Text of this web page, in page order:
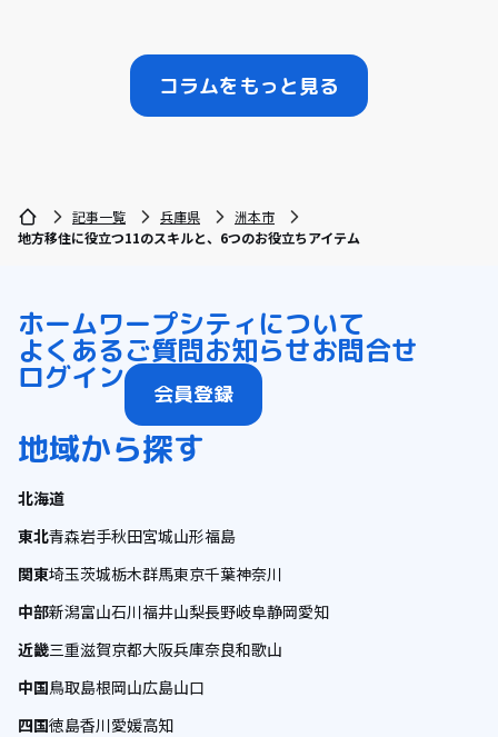
コラムをもっと見る
記事一覧 兵庫県
洲本市
地方移住に役立つ11のスキルと、6つのお役立ちアイテム
ホームワープシティについて
よくあるご質問お知らせお問合せ
ログイン 会員登録
地域から探す
北海道
東北青森岩手秋田宮城山形福島
関東埼玉茨城栃木群馬東京千葉神奈川
中部新潟富山石川福井山梨長野岐阜静岡愛知
近畿三重滋賀京都大阪兵庫奈良和歌山
中国鳥取島根岡山広島山口
四国徳島香川愛媛高知